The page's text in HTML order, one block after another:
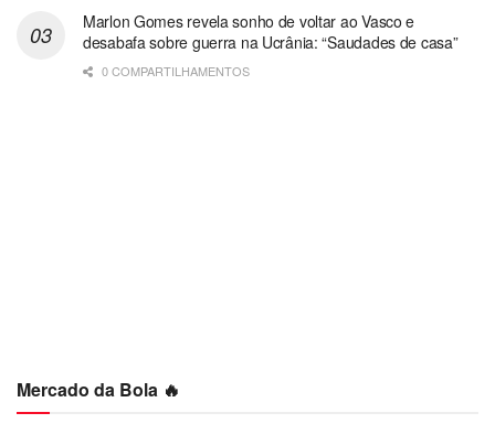
Marlon Gomes revela sonho de voltar ao Vasco e
desabafa sobre guerra na Ucrânia: “Saudades de casa”
0 COMPARTILHAMENTOS
Mercado da Bola 🔥